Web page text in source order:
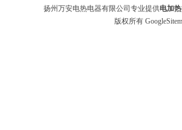
扬州万安电热电器有限公司专业提供电加
版权所有